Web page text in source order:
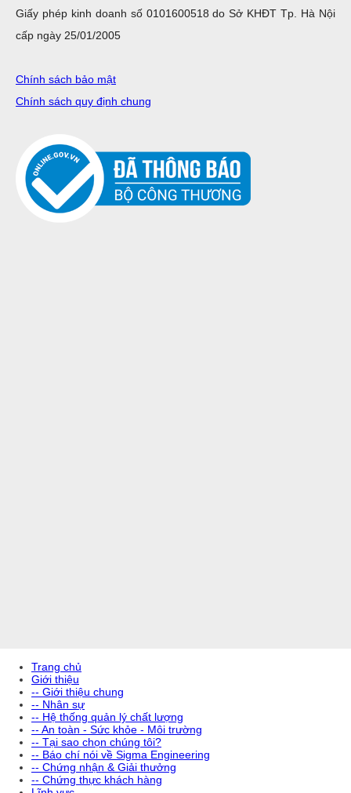
Giấy phép kinh doanh số 0101600518 do Sở KHĐT Tp. Hà Nội
cấp ngày 25/01/2005
Chính sách bảo mật
Chính sách quy định chung
Trang chủ
Giới thiệu
-- Giới thiệu chung
-- Nhân sự
-- Hệ thống quản lý chất lượng
-- An toàn - Sức khỏe - Môi trường
-- Tại sao chọn chúng tôi?
-- Báo chí nói về Sigma Engineering
-- Chứng nhận & Giải thưởng
-- Chứng thực khách hàng